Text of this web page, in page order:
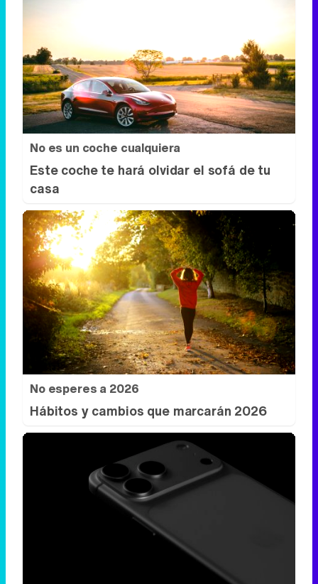
No es un coche cualquiera
Este coche te hará olvidar el sofá de tu
casa
No esperes a 2026
Hábitos y cambios que marcarán 2026